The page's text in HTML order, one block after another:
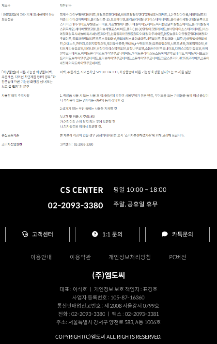
CS CENTER
02-2093-3380
평일 10:00 ~ 18:00
주말, 공휴일 휴무
고객센터 1:1 문의 카톡문의
이용안내 이용약관 개인정보처리방침 PC버전
(주)엠도씨
대표 : 이석호 ㅣ 개인정보 보호 책임자 : 표경호
사업자 등록번호 : 105-87-16360
통신판매업신고번호 : 제 2008 서울강서 0799호
전화 : 02-2093-3380 ㅣ 팩스 : 02-2093-3381
주소: 서울특별시 강서구 양천로 583, A동 1006호
COPYRIGHT(C)엠도씨 ALL RIGHTS RESERVED.